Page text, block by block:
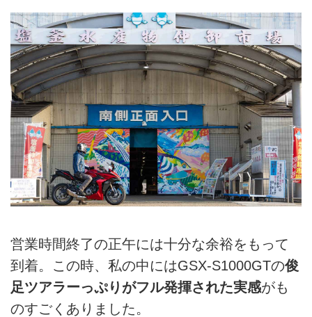
営業時間終了の正午には十分な余裕をもって
到着。この時、私の中にはGSX-S1000GTの俊
足ツアラーっぷりがフル発揮された実感がも
のすごくありました。